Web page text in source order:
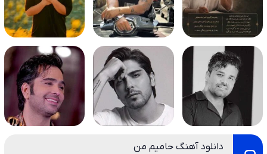
دانلود آهنگ حامیم من